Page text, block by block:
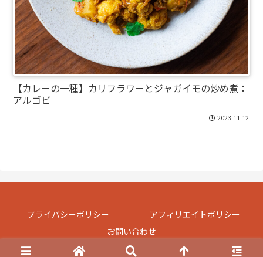
【カレーの一種】カリフラワーとジャガイモの炒め煮：
アルゴビ
2023.11.12
プライバシーポリシー
アフィリエイトポリシー
お問い合わせ
© 2023-2026 異文化キッチン.